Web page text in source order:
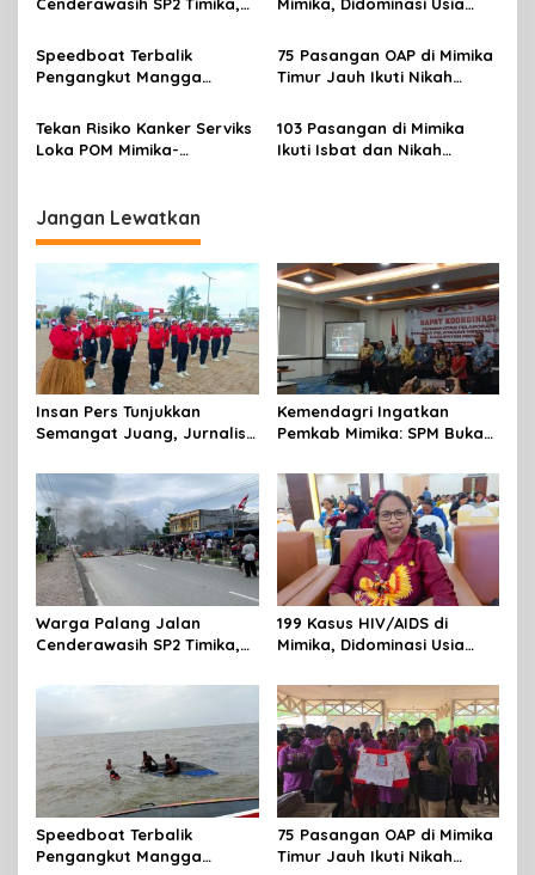
s
Pemicunya
Speedboat Terbalik
Pengangkut Mangga
75 Pasangan OAP di Mimika
Timur Jauh Ikuti Nikah
Tekan Risiko Kanker Serviks
Loka POM Mimika-
103 Pasangan di Mimika
Ikuti Isbat dan Nikah
Jangan Lewatkan
Insan Pers Tunjukkan
Semangat Juang, Jurnalis
Meriahkan Lomba Gerak
Jalan Kreasi HUT ke-81 RI
Kemendagri Ingatkan
Pemkab Mimika: SPM Bukan
Wujud Nyata Pelayanan
Rakyat
Warga Palang Jalan
Cenderawasih SP2 Timika,
Pemicunya
199 Kasus HIV/AIDS di
Mimika, Didominasi Usia
Speedboat Terbalik
Pengangkut Mangga
75 Pasangan OAP di Mimika
Timur Jauh Ikuti Nikah